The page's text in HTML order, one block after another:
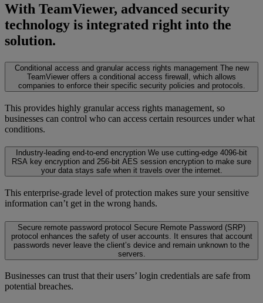
With TeamViewer, advanced security
technology is integrated right into the
solution.
Conditional access and granular access rights management The new
TeamViewer offers a conditional access firewall, which allows
companies to enforce their specific security policies and protocols.
This provides highly granular access rights management, so
businesses can control who can access certain resources under what
conditions.
Industry-leading end-to-end encryption We use cutting-edge 4096-bit
RSA key encryption and 256-bit AES session encryption to make sure
your data stays safe when it travels over the internet.
This enterprise-grade level of protection makes sure your sensitive
information can’t get in the wrong hands.
Secure remote password protocol Secure Remote Password (SRP)
protocol enhances the safety of user accounts. It ensures that account
passwords never leave the client’s device and remain unknown to the
servers.
Businesses can trust that their users’ login credentials are safe from
potential breaches.